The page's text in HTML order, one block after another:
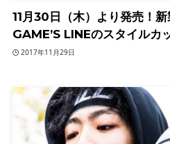
11月30日（木）より発売！新
GAME’S LINEのスタイルカ
2017年11月29日